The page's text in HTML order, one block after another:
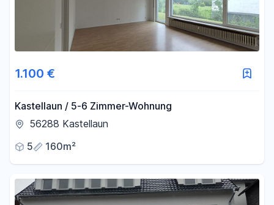
1.100 €
Kastellaun / 5-6 Zimmer-Wohnung
56288 Kastellaun
5
160m²